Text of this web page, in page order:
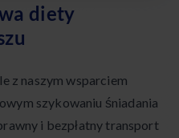
diety
z naszym wsparciem
szykowaniu śniadania
i bezpłatny transport